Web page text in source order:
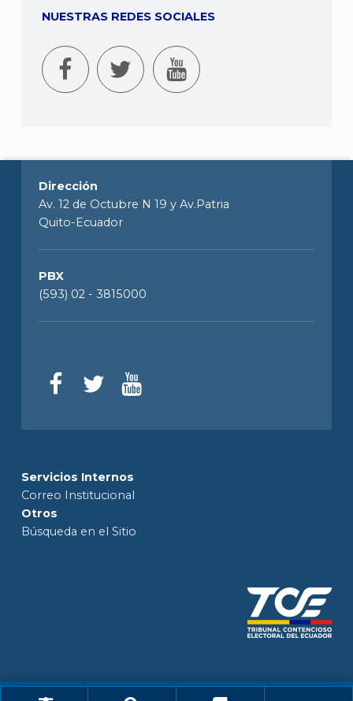
NUESTRAS REDES SOCIALES
Dirección
Av. 12 de Octubre N 19 y Av.Patria
Quito-Ecuador
PBX
(593) 02 - 3815000
Servicios Internos
Correo Institucional
Otros
Búsqueda en el Sitio